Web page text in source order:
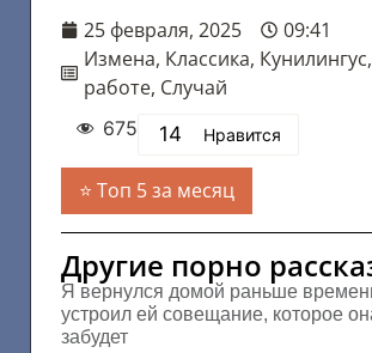
25 февраля, 2025
09:41
Измена, Классика, Кунилингус,
работе, Случай
675 14 Нравится
Топ 5 за месяц
Другие порно
Я вернулся домой раньше
устроил ей совещание, которое
забудет